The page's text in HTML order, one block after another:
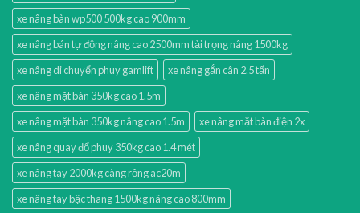
xe nâng bàn wp500 500kg cao 900mm
xe nâng bán tự động nâng cao 2500mm tải trọng nâng 1500kg
xe nâng di chuyển phuy gamlift
xe nâng gắn cân 2.5 tấn
xe nâng mặt bàn 350kg cao 1.5m
xe nâng mặt bàn 350kg nâng cao 1.5m
xe nâng mặt bàn điện 2x
xe nâng quay đổ phuy 350kg cao 1.4 mét
xe nâng tay 2000kg càng rộng ac20m
xe nâng tay bậc thang 1500kg nâng cao 800mm